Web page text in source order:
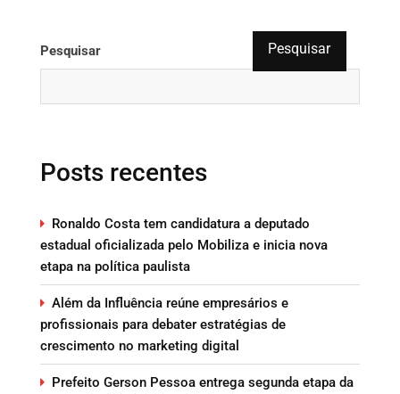
Pesquisar Pesquisar
Posts recentes
Ronaldo Costa tem candidatura a deputado
estadual oficializada pelo Mobiliza e inicia nova
etapa na política paulista
Além da Influência reúne empresários e
profissionais para debater estratégias de
crescimento no marketing digital
Prefeito Gerson Pessoa entrega segunda etapa da